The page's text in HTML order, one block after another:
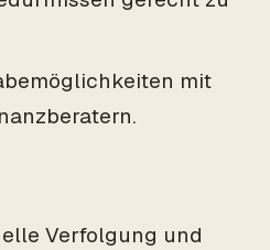
mit
Verfolgung und